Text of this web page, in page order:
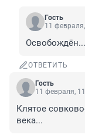
Гость
11
Освобождён...
ОТВЕТИТЬ
Гость
11 февраля,
Клятое
века...